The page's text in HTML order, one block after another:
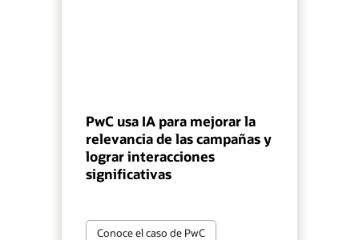
PwC usa IA para mejorar la
relevancia de las campañas y
lograr interacciones
significativas
Conoce el caso de PwC